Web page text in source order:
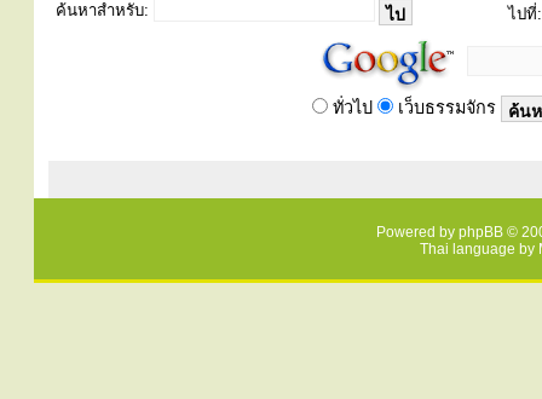
ค้นหาสำหรับ: ไปที่:
ทั่วไป เว็บธรรมจักร
Powered by phpBB ©
Thai language by